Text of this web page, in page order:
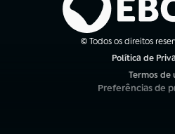
© Todos os direitos
Política de
Termos de
(abre em
Preferências de